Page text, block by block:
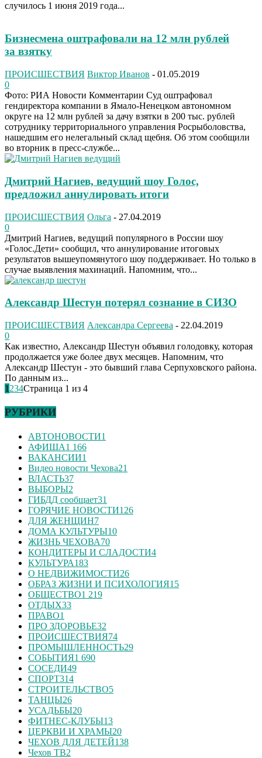
случилось 1 июня 2019 года...
Бизнесмена оштрафовали на 12 млн рублей
за взятку
ПРОИСШЕСТВИЯ Виктор Иванов - 01.05.2019
0
Фото: РИА Новости Комментарии Суд оштрафовал
гендиректора компании в Ямало-Ненецком автономном
округе на 12 млн рублей за дачу взятки в 200 тыс. рублей
сотруднику территориального управления Росрыболовства,
нашедшим его нелегальный склад щебня. Об этом сообщили
во вторник в пресс-службе...
Дмитрий Нагиев, ведущий шоу Голос,
предложил аннулировать итоги
ПРОИСШЕСТВИЯ Ольга - 27.04.2019
0
Дмитрий Нагиев, ведущий популярного в России шоу
«Голос.Дети» сообщил, что аннулирование итоговых
результатов вышеупомянутого шоу поддерживает. Но только в
случае выявления махинаций. Напомним, что...
Александр Шестун потерял сознание в СИЗО
ПРОИСШЕСТВИЯ Александра Сергеева - 22.04.2019
0
Как известно, Александр Шестун объявил голодовку, которая
продолжается уже более двух месяцев. Напомним, что
Александр Шестун - это бывший глава Серпуховского района.
По данным из...
1 234Страница 1 из 4
РУБРИКИ
АВТОНОВОСТИ1
АФИША1 166
ВАКАНСИИ1
Видео новости Чехова21
ВЛАСТЬ37
ВЫБОРЫ2
ГИБДД сообщает31
ГОРЯЧИЕ НОВОСТИ126
ДЛЯ ЖЕНЩИН7
ДОМА КУЛЬТУРЫ10
ЖИЗНЬ ЧЕХОВА70
КОНДИТЕРЫ И СЛАДОСТИ4
КУЛЬТУРА183
О НЕДВИЖИМОСТИ26
ОБРАЗ ЖИЗНИ И ПСИХОЛОГИЯ15
ОБЩЕСТВО1 219
ОТДЫХ33
ПРАВО1
ПРО ЗДОРОВЬЕ32
ПРОИСШЕСТВИЯ74
ПРОМЫШЛЕННОСТЬ29
СОБЫТИЯ1 690
СОСЕДИ49
СПОРТ314
СТРОИТЕЛЬСТВО5
ТАНЦЫ26
УСАДЬБЫ20
ФИТНЕС-КЛУБЫ13
ЦЕРКВИ И ХРАМЫ20
ЧЕХОВ ДЛЯ ДЕТЕЙ138
Чехов ТВ2